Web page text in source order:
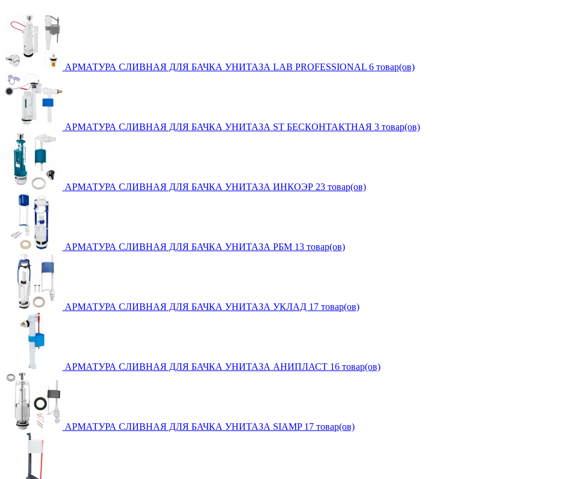
АРМАТУРА СЛИВНАЯ ДЛЯ БАЧКА УНИТАЗА LAB PROFESSIONAL 6 товар(ов)
АРМАТУРА СЛИВНАЯ ДЛЯ БАЧКА УНИТАЗА ST БЕСКОНТАКТНАЯ 3 товар(ов)
АРМАТУРА СЛИВНАЯ ДЛЯ БАЧКА УНИТАЗА ИНКОЭР 23 товар(ов)
АРМАТУРА СЛИВНАЯ ДЛЯ БАЧКА УНИТАЗА РБМ 13 товар(ов)
АРМАТУРА СЛИВНАЯ ДЛЯ БАЧКА УНИТАЗА УКЛАД 17 товар(ов)
АРМАТУРА СЛИВНАЯ ДЛЯ БАЧКА УНИТАЗА АНИПЛАСТ 16 товар(ов)
АРМАТУРА СЛИВНАЯ ДЛЯ БАЧКА УНИТАЗА SIAMP 17 товар(ов)